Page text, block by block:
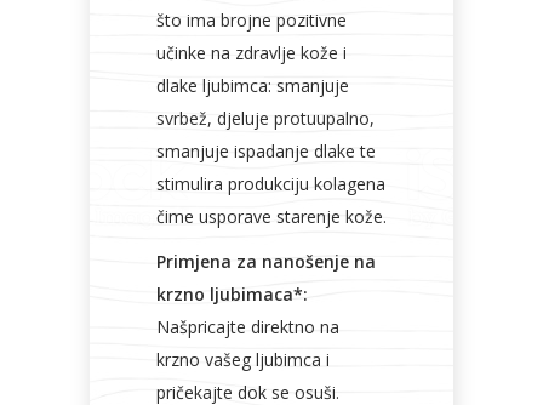
što ima brojne pozitivne
učinke na zdravlje kože i
dlake ljubimca: smanjuje
svrbež, djeluje protuupalno,
smanjuje ispadanje dlake te
stimulira produkciju kolagena
čime usporave starenje kože.
Primjena za nanošenje na
krzno ljubimaca*:
Našpricajte direktno na
krzno vašeg ljubimca i
pričekajte dok se osuši.